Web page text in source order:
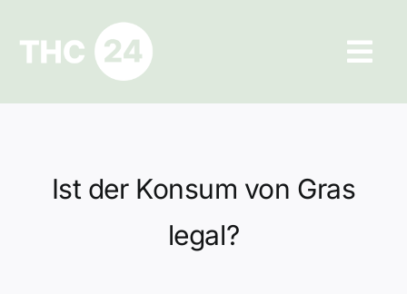
springen
Ratgeber
Ist der Konsum von Gras
legal?